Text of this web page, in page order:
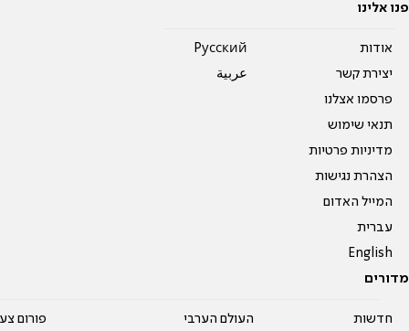
פנו אלינו
אודות
יצירת קשר
פרסמו אצלנו
תנאי שימוש
מדיניות פרטיות
הצהרת נגישות
המייל האדום
עברית
English
Pусский
عربية
מדורים
חדשות העולם הערבי פורום